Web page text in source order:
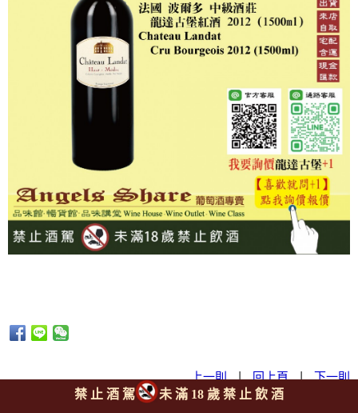
上一則|回上頁|下一則
禁 止 酒 駕 未 滿 18 歲 禁 止 飲 酒